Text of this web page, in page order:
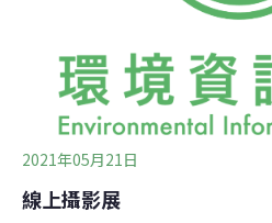
的份量、互相分攤食物努力完
產生廚餘造成負擔。」一行人在
2021年05月21日
線上攝影展